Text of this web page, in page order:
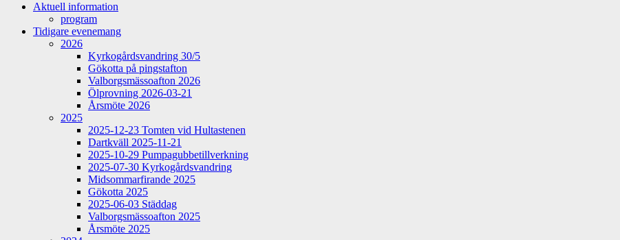
Aktuell information
program
Tidigare evenemang
2026
Kyrkogårdsvandring 30/5
Gökotta på pingstafton
Valborgsmässoafton 2026
Ölprovning 2026-03-21
Årsmöte 2026
2025
2025-12-23 Tomten vid Hultastenen
Dartkväll 2025-11-21
2025-10-29 Pumpagubbetillverkning
2025-07-30 Kyrkogårdsvandring
Midsommarfirande 2025
Gökotta 2025
2025-06-03 Städdag
Valborgsmässoafton 2025
Årsmöte 2025